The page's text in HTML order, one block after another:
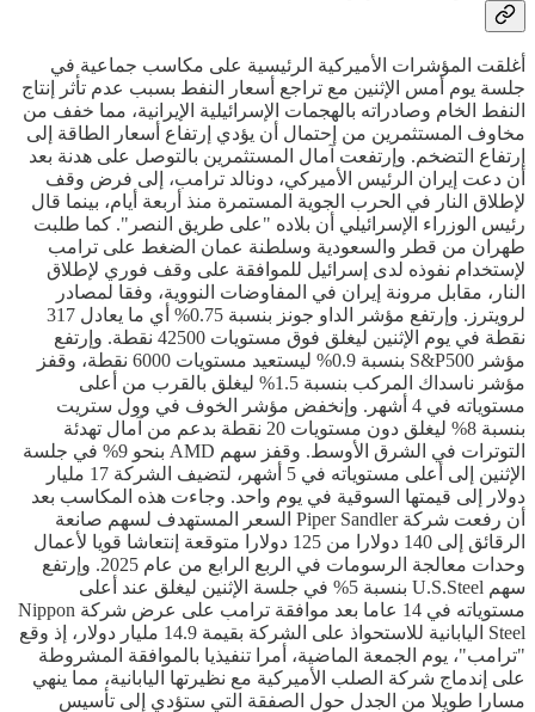
أغلقت المؤشرات الأميركية الرئيسية على مكاسب جماعية في
جلسة يوم أمس الإثنين مع تراجع أسعار النفط بسبب عدم تأثر إنتاج
النفط الخام وصادراته بالهجمات الإسرائيلية الإيرانية، مما خفف من
مخاوف المستثمرين من إحتمال أن يؤدي إرتفاع أسعار الطاقة إلى
إرتفاع التضخم. وإرتفعت آمال المستثمرين بالتوصل على هدنة بعد
أن دعت إيران الرئيس الأميركي، دونالد ترامب، إلى فرض وقف
لإطلاق النار في الحرب الجوية المستمرة منذ أربعة أيام، بينما قال
رئيس الوزراء الإسرائيلي أن بلاده "على طريق النصر". كما طلبت
طهران من قطر والسعودية وسلطنة عمان الضغط على ترامب
لإستخدام نفوذه لدى إسرائيل للموافقة على وقف فوري لإطلاق
النار، مقابل مرونة إيران في المفاوضات النووية، وفقا لمصادر
لرويترز. وإرتفع مؤشر الداو جونز بنسبة 0.75% أي ما يعادل 317
نقطة في يوم الإثنين ليغلق فوق مستويات 42500 نقطة. وإرتفع
مؤشر S&P500 بنسبة 0.9% ليستعيد مستويات 6000 نقطة، وقفز
مؤشر ناسداك المركب بنسبة 1.5% ليغلق بالقرب من أعلى
مستوياته في 4 أشهر. وإنخفض مؤشر الخوف في وول ستريت
بنسبة 8% ليغلق دون مستويات 20 نقطة بدعم من آمال تهدئة
التوترات في الشرق الأوسط. وقفز سهم AMD بنحو 9% في جلسة
الإثنين إلى أعلى مستوياته في 5 أشهر، لتضيف الشركة 17 مليار
دولار إلى قيمتها السوقية في يوم واحد. وجاءت هذه المكاسب بعد
أن رفعت شركة Piper Sandler السعر المستهدف لسهم صانعة
الرقائق إلى 140 دولارا من 125 دولارا متوقعة إنتعاشا قويا لأعمال
وحدات معالجة الرسومات في الربع الرابع من عام 2025. وإرتفع
سهم U.S.Steel بنسبة 5% في جلسة الإثنين ليغلق عند أعلى
مستوياته في 14 عاما بعد موافقة ترامب على عرض شركة Nippon
Steel اليابانية للاستحواذ على الشركة بقيمة 14.9 مليار دولار، إذ وقع
"ترامب"، يوم الجمعة الماضية، أمرا تنفيذيا بالموافقة المشروطة
على إندماج شركة الصلب الأميركية مع نظيرتها اليابانية، مما ينهي
مسارا طويلا من الجدل حول الصفقة التي ستؤدي إلى تأسيس